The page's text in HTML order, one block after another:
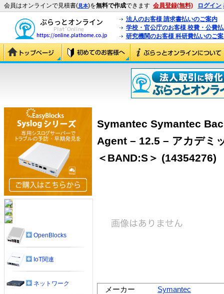
会員はオンラインで見積書(見本)を無料で作成できます 会員登録(無料) ログイン
法人のお客様 請求書払いのご案内
学校・官公庁のお客様 校費・公費
研究機関のお客様 科研費払いのご
Symantec Symantec
Agent – 12.5 – アカデミ
＜BAND:S＞ (14354276)
メーカー
Symantec
OpenBlocks
IoT関連
ネットワーク